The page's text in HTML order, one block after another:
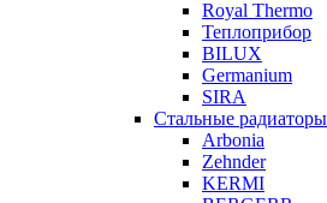
Royal Thermo
Теплоприбор
BILUX
Germanium
SIRA
Стальные радиаторы
Arbonia
Zehnder
KERMI